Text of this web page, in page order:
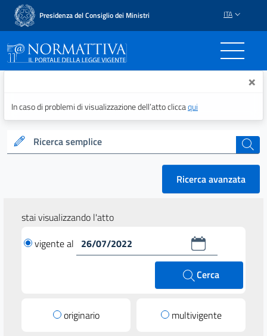
Presidenza del Consiglio dei Ministri ITA
Normattiva - Il portale ×
In caso di problemi di visualizzazione dell’atto cliccaqui
Ricerca semplice cerca
Ricerca avanzata
stai visualizzando l'atto
vigente al
Cerca
originario multivigente